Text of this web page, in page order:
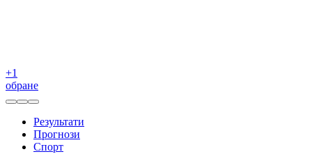
+1
обране
Результати
Прогнози
Спорт